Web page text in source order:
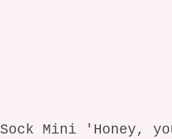
Sock Mini 'Honey,